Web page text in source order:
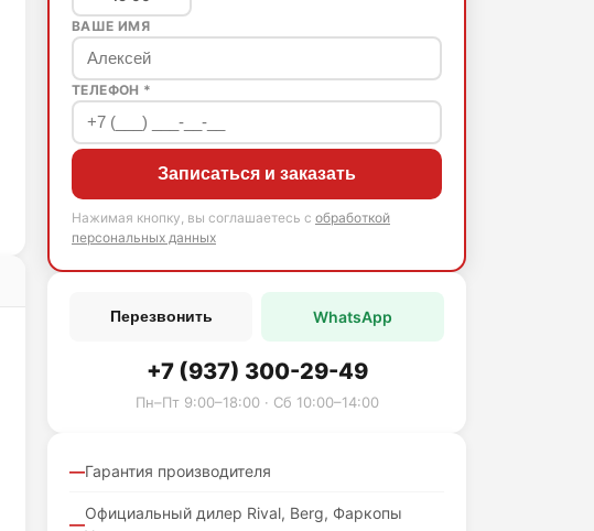
ВАШЕ ИМЯ
ТЕЛЕФОН *
Записаться и заказать
Нажимая кнопку, вы соглашаетесь с обработкой
персональных данных
Перезвонить WhatsApp
+7 (937) 300-29-49
Пн–Пт 9:00–18:00 · Сб 10:00–14:00
Гарантия производителя
Официальный дилер Rival, Berg, Фаркопы